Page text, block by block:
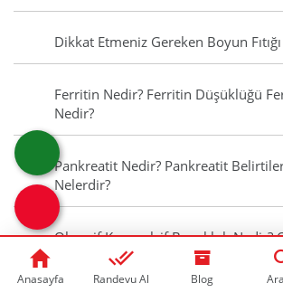
Dikkat Etmeniz Gereken Boyun
Ferritin Nedir? Ferritin Düşüklüğü
Nedir?
Pankreatit Nedir? Pankreatit
Nelerdir?
Obsesif Kompulsif Bozukluk Nedir?
ve Tedavisi
Anasayfa Randevu Al Blog